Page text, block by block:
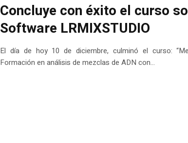
Concluye con éxito el curso
Software LRMIXSTUDIO
El día de hoy 10 de diciembre, culminó el curso:
Formación en análisis de mezclas de ADN con...